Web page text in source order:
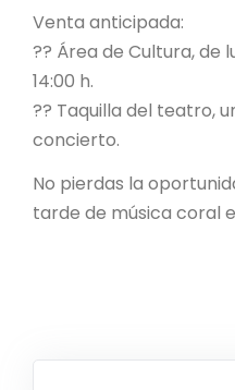
Venta anticipada:
?? Área de Cultura, de
14:00 h.
?? Taquilla del teatro,
concierto.
No pierdas la
tarde de música coral